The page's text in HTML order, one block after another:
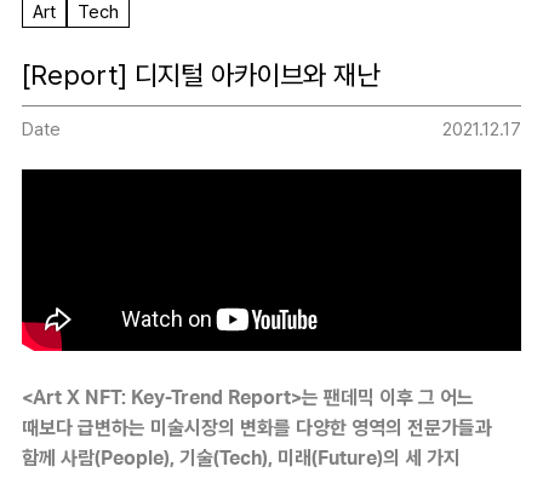
Art Tech
[Report] 디지털 아카이브와 재난
Date 2021.12.17
<Art X NFT: Key-Trend Report>는 팬데믹 이후 그 어느
때보다 급변하는 미술시장의 변화를 다양한 영역의 전문가들과
함께 사람(People), 기술(Tech), 미래(Future)의 세 가지